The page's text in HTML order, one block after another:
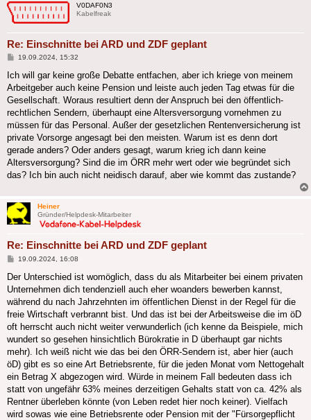
V0DAF0N3
Kabelfreak
Re: Einschnitte bei ARD und ZDF geplant
Beitrag
19.09.2024, 15:32
Ich will gar keine große Debatte entfachen, aber ich kriege von meinem
Arbeitgeber auch keine Pension und leiste auch jeden Tag etwas für die
Gesellschaft. Woraus resultiert denn der Anspruch bei den öffentlich-
rechtlichen Sendern, überhaupt eine Altersversorgung vornehmen zu
müssen für das Personal. Außer der gesetzlichen Rentenversicherung ist
private Vorsorge angesagt bei den meisten. Warum ist es denn dort
gerade anders? Oder anders gesagt, warum krieg ich dann keine
Altersversorgung? Sind die im ÖRR mehr wert oder wie begründet sich
das? Ich bin auch nicht neidisch darauf, aber wie kommt das zustande?
Heiner
Gründer/Helpdesk-Mitarbeiter
Re: Einschnitte bei ARD und ZDF geplant
Beitrag
19.09.2024, 16:08
Der Unterschied ist womöglich, dass du als Mitarbeiter bei einem privaten
Unternehmen dich tendenziell auch eher woanders bewerben kannst,
während du nach Jahrzehnten im öffentlichen Dienst in der Regel für die
freie Wirtschaft verbrannt bist. Und das ist bei der Arbeitsweise die im öD
oft herrscht auch nicht weiter verwunderlich (ich kenne da Beispiele, mich
wundert so gesehen hinsichtlich Bürokratie in D überhaupt gar nichts
mehr). Ich weiß nicht wie das bei den ÖRR-Sendern ist, aber hier (auch
öD) gibt es so eine Art Betriebsrente, für die jeden Monat vom Nettogehalt
ein Betrag X abgezogen wird. Würde in meinem Fall bedeuten dass ich
statt von ungefähr 63% meines derzeitigen Gehalts statt von ca. 42% als
Rentner überleben könnte (von Leben redet hier noch keiner). Vielfach
wird sowas wie eine Betriebsrente oder Pension mit der "Fürsorgepflicht